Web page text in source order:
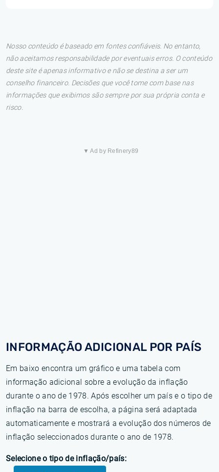
Nosso conteúdo é baseado em fontes confiáveis. No entanto,
não aceitamos responsabilidade por eventuais erros. O conteúdo
deste site é apenas informativo e não se destina a ser um
conselho financeiro. Decisões que você tome com base nas
informações que exibimos são sempre por sua própria conta e
risco.
▼ Ad by Refinery89
INFORMAÇÃO ADICIONAL POR PAÍS
Em baixo encontra um gráfico e uma tabela com
informação adicional sobre a evolução da inflação
durante o ano de 1978. Após escolher um país e o tipo de
inflação na barra de escolha, a página será adaptada
automaticamente e mostrará a evolução dos números de
inflação seleccionados durante o ano de 1978.
Selecione o tipo de inflação/país: